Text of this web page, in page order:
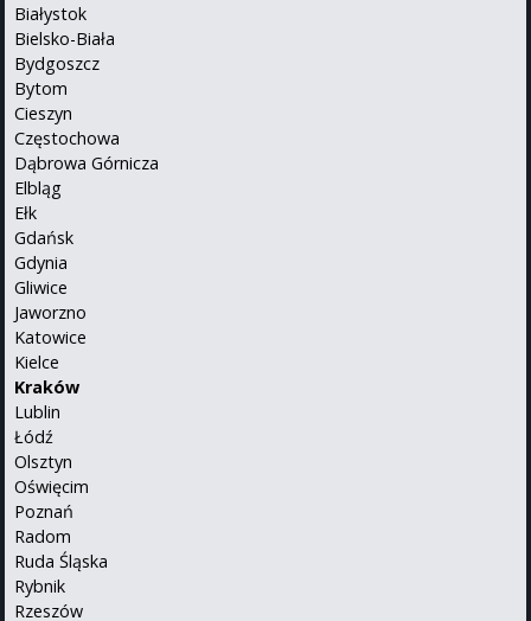
Białystok
Bielsko-Biała
Bydgoszcz
Bytom
Cieszyn
Częstochowa
Dąbrowa Górnicza
Elbląg
Ełk
Gdańsk
Gdynia
Gliwice
Jaworzno
Katowice
Kielce
Kraków
Lublin
Łódź
Olsztyn
Oświęcim
Poznań
Radom
Ruda Śląska
Rybnik
Rzeszów